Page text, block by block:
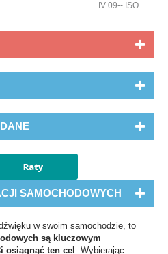
IV 09-- ISO
SAMOCHODOWYCH
w swoim samochodzie, to
są kluczowym
osiągnąć ten cel . Wybierając